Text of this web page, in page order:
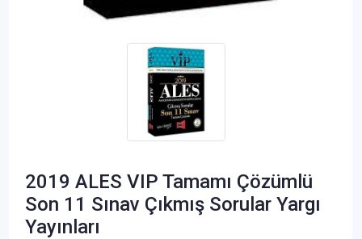
2019 ALES VIP Tamamı Çözümlü
Son 11 Sınav Çıkmış Sorular Yargı
Yayınları